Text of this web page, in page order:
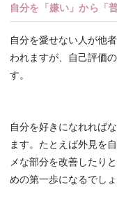
自分を「嫌い」から「
自分を愛せない人が他
われますが、自己評価
す。
自分を好きになれれば
ます。たとえば外見を
メな部分を改善したり
めの第一歩になるでしょ